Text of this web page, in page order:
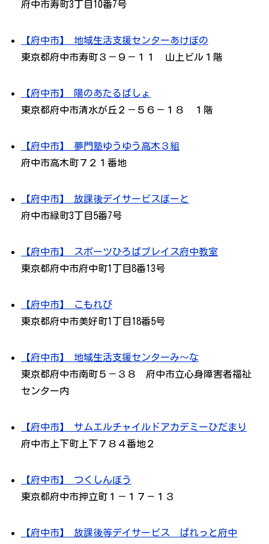
府中市寿町3丁目10番7号
【府中市】 地域生活支援センターあけぼの
東京都府中市寿町３－９－１１ 山上ビル１階
【府中市】 陽のあたるばしょ
東京都府中市清水が丘２－５６－１８ １階
【府中市】 夢門塾ゆうゆう高木３組
府中市高木町７２１番地
【府中市】 放課後デイサービスぽーと
府中市緑町3丁目5番7号
【府中市】 スポーツひろばプレイス府中教室
東京都府中市府中町1丁目8番13号
【府中市】 こもれび
東京都府中市美好町1丁目18番5号
【府中市】 地域生活支援センターみ～な
東京都府中市南町５－３８ 府中市立心身障害者福祉
センター内
【府中市】 サムエルチャイルドアカデミーひだまり
府中市上下町上下７８４番地２
【府中市】 つくしんぼう
東京都府中市押立町１－１７－１３
【府中市】 放課後等デイサービス ぱれっと府中